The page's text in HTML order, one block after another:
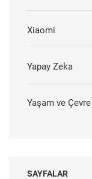
Xiaomi
Yapay Zeka
Yaşam ve Çevre
SAYFALAR